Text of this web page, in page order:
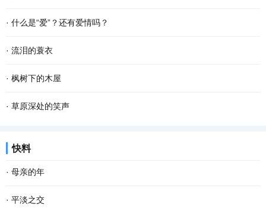
年届八旬的父亲体弱多病，二十多年前就已经从耕田犁土的“老把
式”岗位退居“二线”。他这辈子都在地里打转，与列为“农家三宝”之首
的耕牛结下不解之缘。 牛、犁、耙是耕耘田...
· 什么是“爱”？还有爱情吗？
爱：是指人类主动给予的或自觉期待的满足感和 幸福 感。爱是人的精
神所投射的正能量。是指人主动或自觉地以自己或某种方式，珍重、
呵护或满足他人无法独立实现的某种人性需求...
· 流泪的蓑衣
父亲走了，陪伴他一生的蓑衣一直挂在老屋的墙上。 去年九月，父亲
因病医治无效撒手人寰，永远离开了这个世界。蓑衣挂在墙上，落满
· 枫树下的木屋
昨夜又下雪了，枫树下的木楼屋顶早已裹满了一层厚厚的雪。 山村的
· 草原深处的笑声
快料
· 母亲的年
老舍曾说，人，即使活到八九十岁，有母亲便可以多少还有点孩子
· 平淡之交